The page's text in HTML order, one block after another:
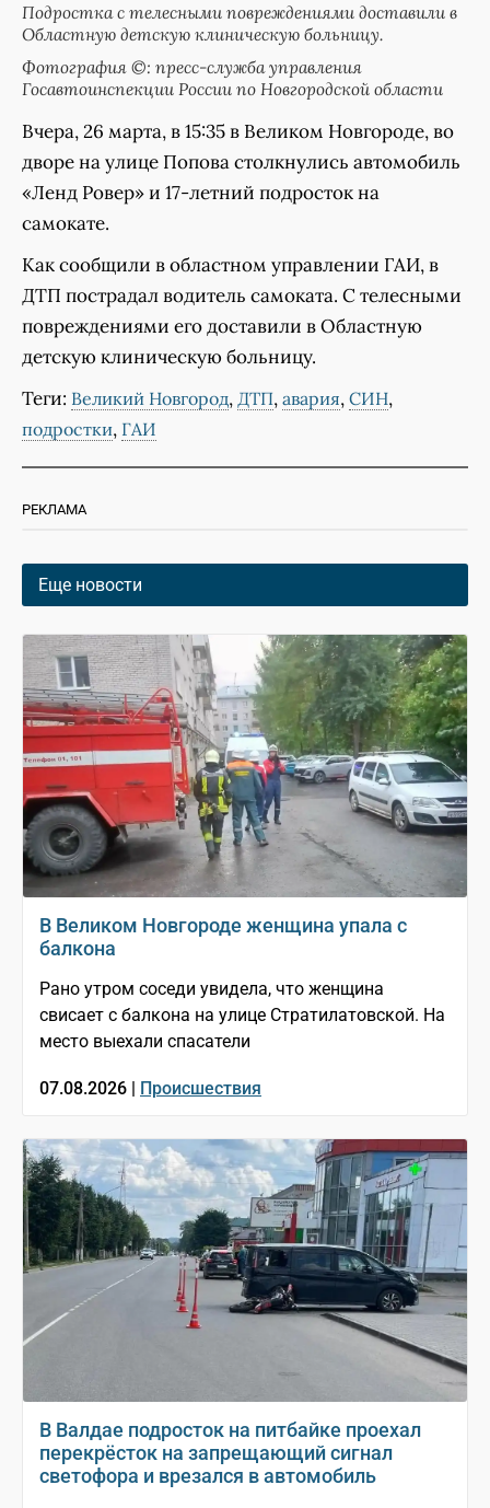
Подростка с телесными повреждениями доставили в
Областную детскую клиническую больницу.
Фотография ©: пресс-служба управления
Госавтоинспекции России по Новгородской области
Вчера, 26 марта, в 15:35 в Великом Новгороде, во
дворе на улице Попова столкнулись автомобиль
«Ленд Ровер» и 17-летний подросток на
самокате.
Как сообщили в областном управлении ГАИ, в
ДТП пострадал водитель самоката. С телесными
повреждениями его доставили в Областную
детскую клиническую больницу.
Теги: Великий Новгород, ДТП, авария, СИН,
подростки, ГАИ
РЕКЛАМА
Еще новости
В Великом Новгороде женщина упала с
балкона
Рано утром соседи увидела, что женщина
свисает с балкона на улице Стратилатовской. На
место выехали спасатели
07.08.2026 | Происшествия
В Валдае подросток на питбайке проехал
перекрёсток на запрещающий сигнал
светофора и врезался в автомобиль